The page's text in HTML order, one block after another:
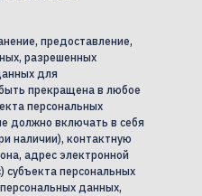
предоставление,
разрешенных
для
прекращена в любое
персональных
должно включать в себя
наличии), контактную
адрес электронной
субъекта персональных
данных,